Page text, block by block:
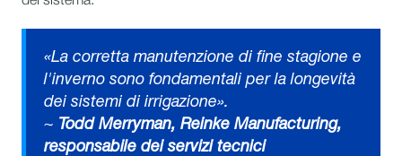
«La corretta manutenzione di fine stagione e
l'inverno sono fondamentali per la longevità
dei sistemi di irrigazione».
~ Todd Merryman, Reinke Manufacturing,
responsabile dei servizi tecnici